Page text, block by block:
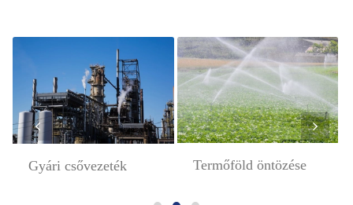
Gyári csővezeték Termőföld öntözése